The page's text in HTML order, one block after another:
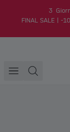
3
FINAL SALE | -